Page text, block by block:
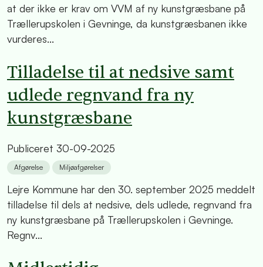
at der ikke er krav om VVM af ny kunstgræsbane på
Trællerupskolen i Gevninge, da kunstgræsbanen ikke
vurderes...
Tilladelse til at nedsive samt
udlede regnvand fra ny
kunstgræsbane
Publiceret 30-09-2025
Afgørelse Miljøafgørelser
Lejre Kommune har den 30. september 2025 meddelt
tilladelse til dels at nedsive, dels udlede, regnvand fra
ny kunstgræsbane på Trællerupskolen i Gevninge.
Regnv...